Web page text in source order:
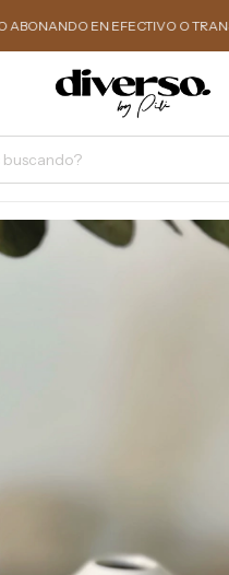
EN EFECTIVO O